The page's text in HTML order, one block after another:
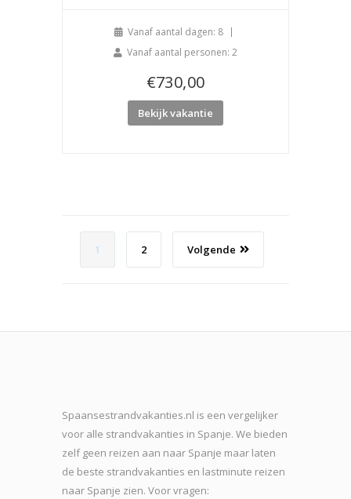
Vanaf aantal dagen: 8
Vanaf aantal personen: 2
€730,00
Bekijk vakantie
1 2 Volgende
Spaansestrandvakanties.nl is een vergelijker
voor alle strandvakanties in Spanje. We bieden
zelf geen reizen aan naar Spanje maar laten
de beste strandvakanties en lastminute reizen
naar Spanje zien. Voor vragen: